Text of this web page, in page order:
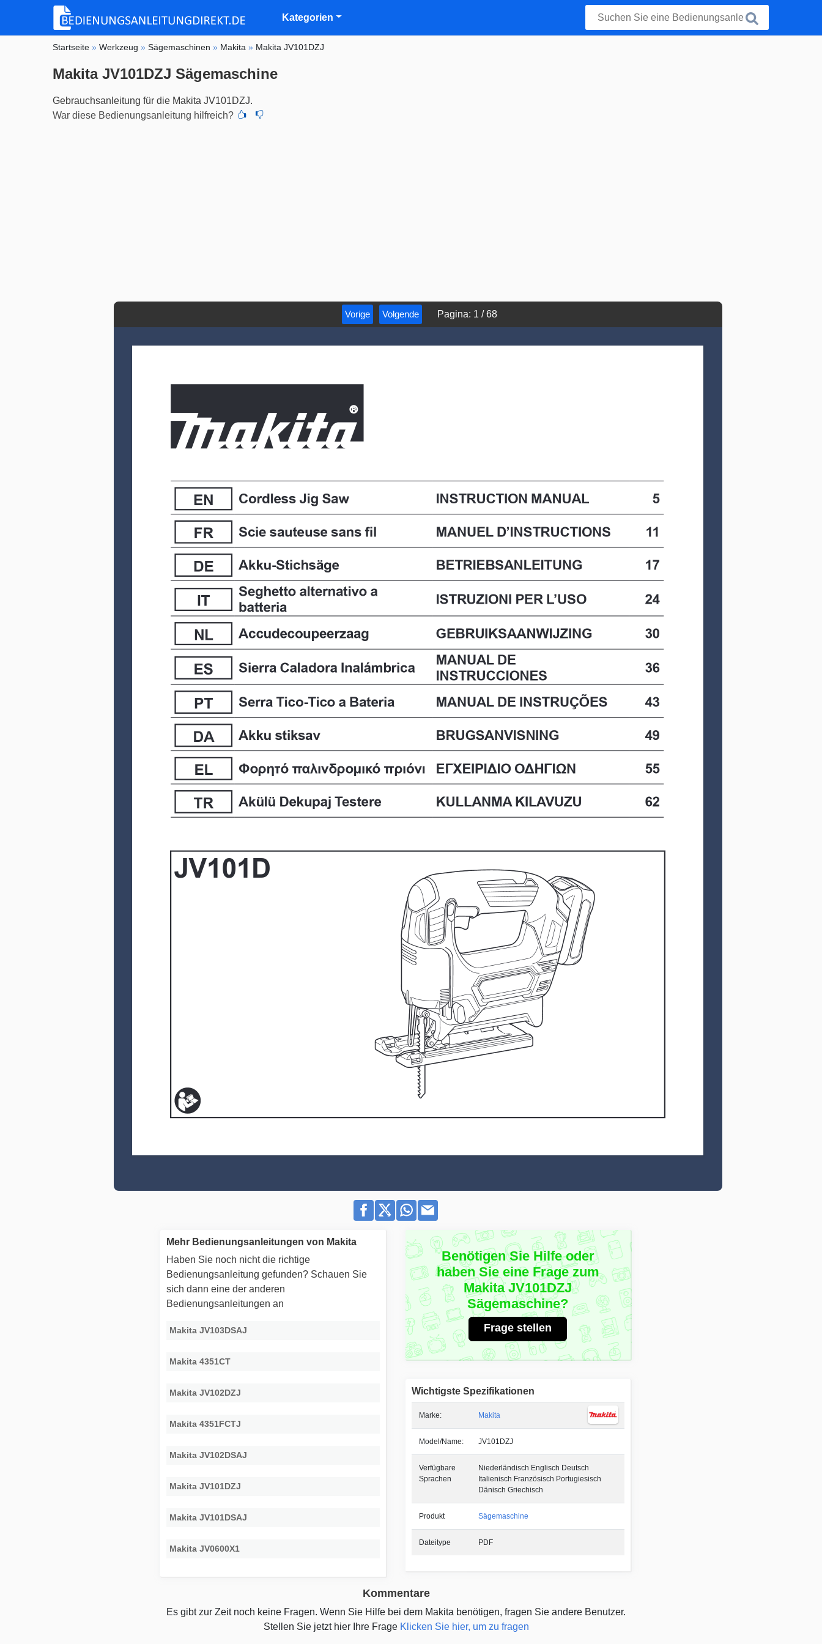
Kategorien
Startseite »Werkzeug »Sägemaschinen » Makita » Makita JV101DZJ
Makita JV101DZJ Sägemaschine
Gebrauchsanleitung für die Makita JV101DZJ.
War diese Bedienungsanleitung hilfreich?
Vorige Volgende Pagina: 1 /68
Benötigen Sie Hilfe oder
haben Sie eine Frage zum
Makita JV101DZJ
Sägemaschine?
Frage stellen
Wichtigste Spezifikationen
Marke: Makita
Model/Name: JV101DZJ
Verfügbare
Sprachen
Niederländisch Englisch Deutsch
Italienisch Französisch Portugiesisch
Dänisch Griechisch
Produkt Sägemaschine
Dateitype PDF
Mehr Bedienungsanleitungen von Makita
Haben Sie noch nicht die richtige
Bedienungsanleitung gefunden? Schauen Sie
sich dann eine der anderen
Bedienungsanleitungen an
Makita JV103DSAJ
Makita 4351CT
Makita JV102DZJ
Makita 4351FCTJ
Makita JV102DSAJ
Makita JV101DZJ
Makita JV101DSAJ
Makita JV0600X1
Kommentare
Es gibt zur Zeit noch keine Fragen. Wenn Sie Hilfe bei dem Makita benötigen, fragen Sie andere Benutzer.
Stellen Sie jetzt hier Ihre Frage Klicken Sie hier, um zu fragen